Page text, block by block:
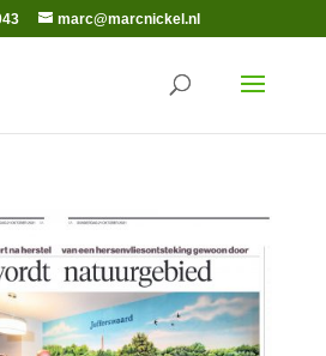
marc@marcnickel.nl